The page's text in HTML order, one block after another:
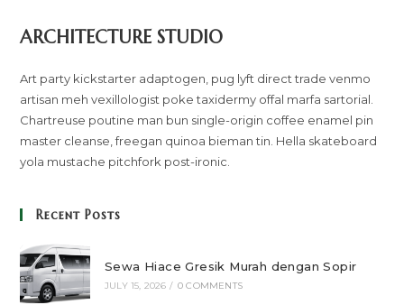
ARCHITECTURE STUDIO
Art party kickstarter adaptogen, pug lyft direct trade venmo
artisan meh vexillologist poke taxidermy offal marfa sartorial.
Chartreuse poutine man bun single-origin coffee enamel pin
master cleanse, freegan quinoa bieman tin. Hella skateboard
yola mustache pitchfork post-ironic.
Recent Posts
Sewa Hiace Gresik Murah dengan Sopir
JULY 15, 2026 / 0 COMMENTS